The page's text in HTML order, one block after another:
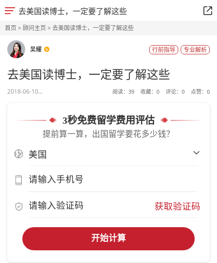
去美国读博士，一定要了解这些
首页> 顾问主页> 去美国读博士，一定要了解这些
吴耀 专业解析
行前指导
去美国读博士，一定要了解这些
2018-06-10... 阅读： 39 收藏： 0 评论： 0 点赞： 0
3秒免费留学费用评估
提前算一算，出国留学要花多少钱？
获取验证码
开始计算